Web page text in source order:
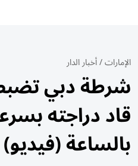
الإمارات/أخبار الدار
شرطة دبي
بالساعة (فيديو)